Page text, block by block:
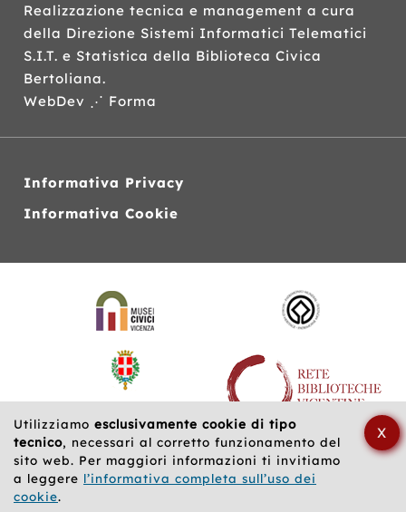
Utilizziamo esclusivamente cookie di tipo
tecnico, necessari al corretto funzionamento del
sito web. Per maggiori informazioni ti invitiamo
a leggere l’informativa completa sull’uso dei
cookie.
X
Realizzazione tecnica e management a cura
della Direzione Sistemi Informatici Telematici
S.I.T. e Statistica della Biblioteca Civica
Bertoliana.
WebDev ⋰ Forma
Informativa Privacy
Informativa Cookie